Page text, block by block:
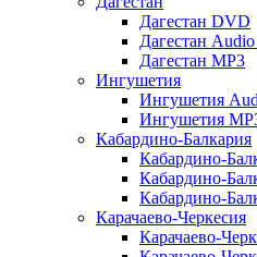
Дагестан DVD
Дагестан
Дагестан MP3
Ингушетия
Ингушетия
Ингушетия
Кабардино-Балкария
Кабардино-
Кабардино-
Кабардино-
Карачаево-Черкесия
Карачаево-